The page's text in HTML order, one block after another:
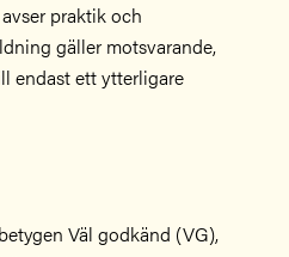
praktik och
gäller motsvarande,
endast ett ytterligare
Väl godkänd (VG),